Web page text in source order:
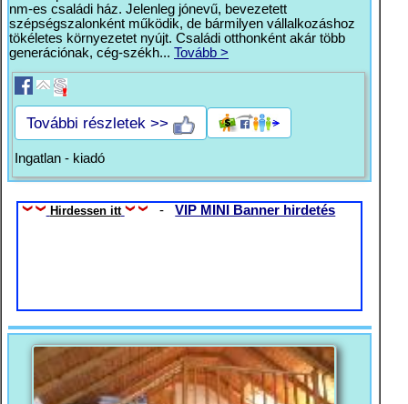
nm-es családi ház. Jelenleg jónevű, bevezetett
szépségszalonként működik, de bármilyen vállalkozáshoz
tökéletes környezetet nyújt. Családi otthonként akár több
generációnak, cég-székh... Tovább >
További részletek >>
Ingatlan - kiadó
Hirdessen itt -VIP MINI Banner hirdetés